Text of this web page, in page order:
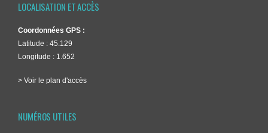
LOCALISATION ET ACCÈS
Coordonnées GPS :
Latitude : 45.129
Longitude : 1.652
> Voir le plan d'accès
NUMÉROS UTILES